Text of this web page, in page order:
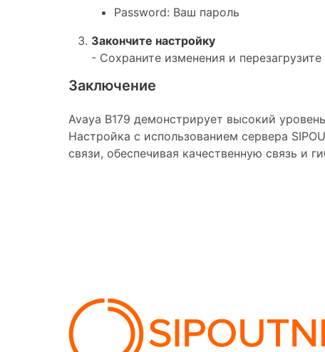
Password: Ваш пароль
Закончите настройку
- Сохраните изменения и перезагрузите
Заключение
Avaya B179 демонстрирует высокий
Настройка с использованием сервера
связи, обеспечивая качественную связь и